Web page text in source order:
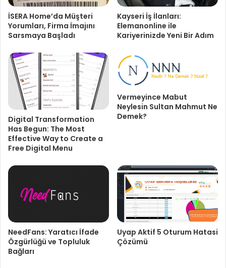
İSERA Home’da Müşteri
Yorumları, Firma İmajını
Sarsmaya Başladı
Kayseri İş İlanları:
Elemanonline ile
Kariyerinizde Yeni Bir Adım
Digital Transformation
Has Begun: The Most
Effective Way to Create a
Free Digital Menu
Vermeyince Mabut
Neylesin Sultan Mahmut Ne
Demek?
NeedFans: Yaratıcı İfade
Özgürlüğü ve Topluluk
Bağları
Uyap Aktif 5 Oturum Hatasi
Çözümü